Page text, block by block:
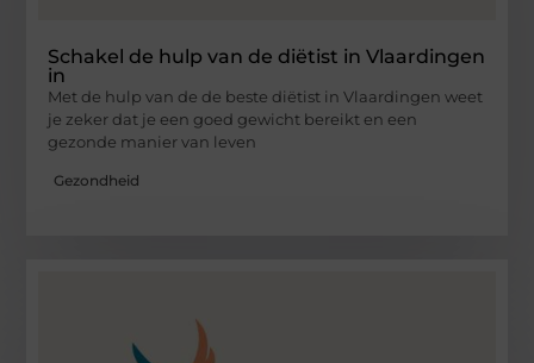
Schakel de hulp van de diëtist in Vlaardingen
in
Met de hulp van de de beste diëtist in Vlaardingen weet
je zeker dat je een goed gewicht bereikt en een
gezonde manier van leven
Gezondheid